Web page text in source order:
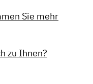
Sie mehr
zu Ihnen?